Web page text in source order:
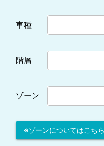
車種
階層
ゾーン
※ゾーンについてはこちら